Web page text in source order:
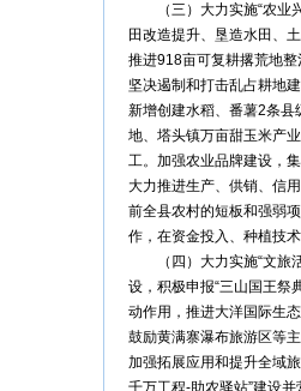
（三）大力实施“农业兴
田改造提升、垦造水田、
推进918亩可复耕撂荒地
坚决遏制和打击乱占耕地
新增创建水稻、番薯2条
地、塔头镇万亩甜玉米产
工。加强农业品牌建设，
大力推进生产、供销、信
前全县农村的短板和强弱
作，在资金投入、种植技
（四）大力实施“文旅活
设，积极申报“三山国王祭
动作用，推进大洋国际生
鼓励黄满寨瀑布旅游区等
加强拓展应用和提升全域
千万工程-助农驿站”建设